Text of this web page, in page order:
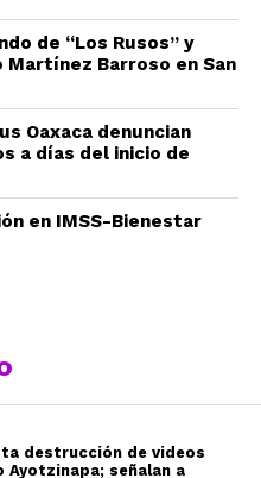
de “Los Rusos” y
Barroso en San
Oaxaca denuncian
a días del inicio de
en IMSS-Bienestar
destrucción de videos
Ayotzinapa; señalan a